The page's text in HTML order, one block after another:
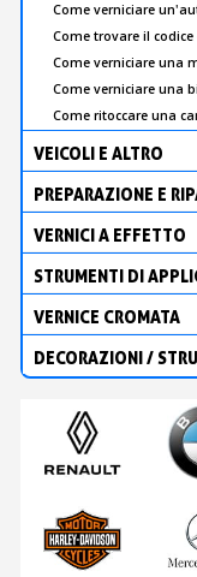
Come verniciare
Come trovare il
Come verniciare una
Come verniciare una
Come ritoccare una
VEICOLI E ALTRO
PREPARAZIONE E
VERNICI A EFFETTO
STRUMENTI DI
VERNICE CROMATA
DECORAZIONI /